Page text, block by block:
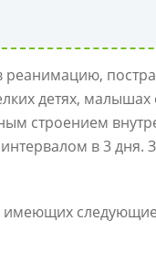
детях, малышах
строением
в 3 дня.